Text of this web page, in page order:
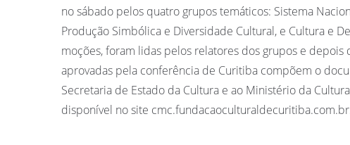
no sábado pelos quatro grupos temáticos: Sistema
Produção Simbólica e Diversidade Cultural, e Cultura e
moções, foram lidas pelos relatores dos grupos e
aprovadas pela conferência de Curitiba compõem o
Secretaria de Estado da Cultura e ao Ministério da
disponível no site